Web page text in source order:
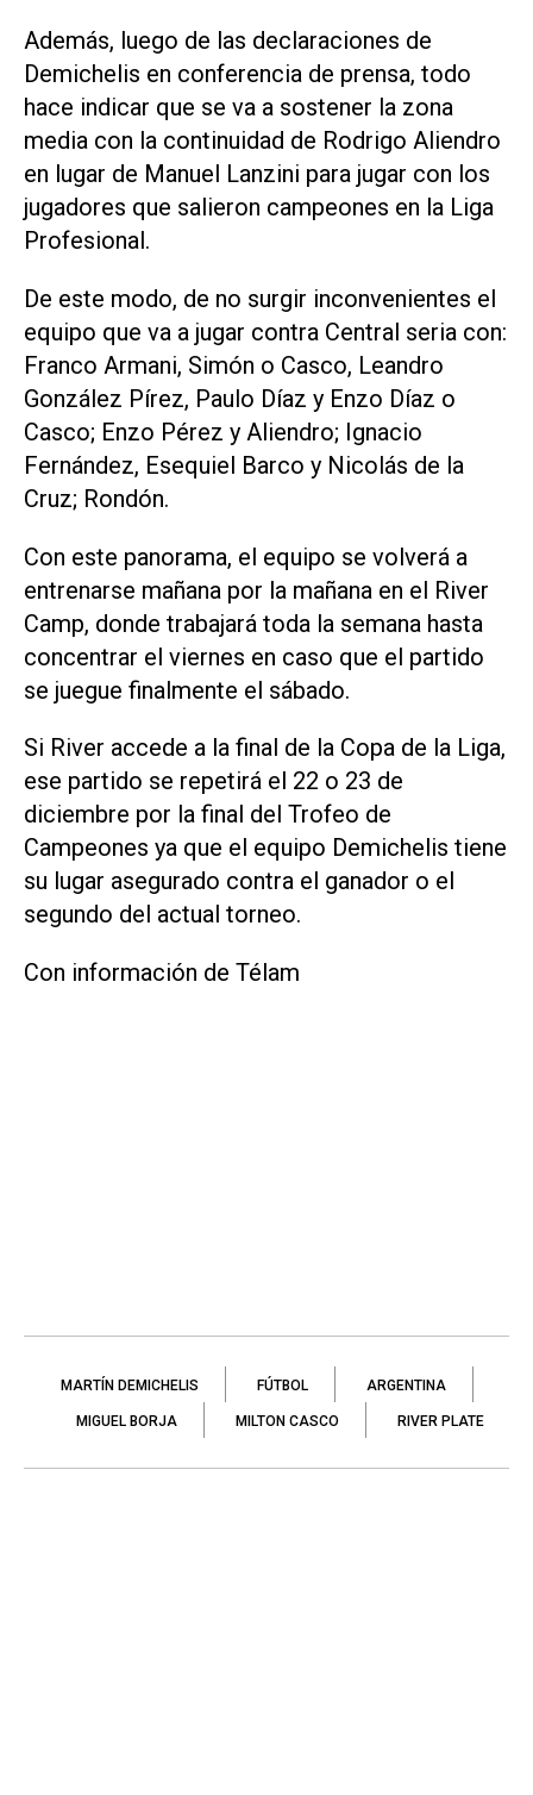
Además, luego de las declaraciones de
Demichelis en conferencia de prensa, todo
hace indicar que se va a sostener la zona
media con la continuidad de Rodrigo Aliendro
en lugar de Manuel Lanzini para jugar con los
jugadores que salieron campeones en la Liga
Profesional.
De este modo, de no surgir inconvenientes el
equipo que va a jugar contra Central seria con:
Franco Armani, Simón o Casco, Leandro
González Pírez, Paulo Díaz y Enzo Díaz o
Casco; Enzo Pérez y Aliendro; Ignacio
Fernández, Esequiel Barco y Nicolás de la
Cruz; Rondón.
Con este panorama, el equipo se volverá a
entrenarse mañana por la mañana en el River
Camp, donde trabajará toda la semana hasta
concentrar el viernes en caso que el partido
se juegue finalmente el sábado.
Si River accede a la final de la Copa de la Liga,
ese partido se repetirá el 22 o 23 de
diciembre por la final del Trofeo de
Campeones ya que el equipo Demichelis tiene
su lugar asegurado contra el ganador o el
segundo del actual torneo.
Con información de Télam
MARTÍN DEMICHELIS FÚTBOL ARGENTINA
MIGUEL BORJA MILTON CASCO RIVER PLATE